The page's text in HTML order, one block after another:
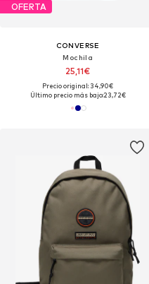
OFERTA
CONVERSE
Mochila
25,11€
Precio original: 34,90€
Último precio más bajo:23,72€